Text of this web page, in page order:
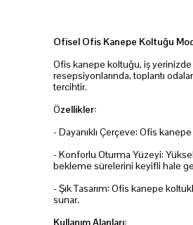
Ofisel Ofis Kanepe Koltuğu
Ofis kanepe koltuğu, iş yerinizde
resepsiyonlarında, toplantı
tercihtir.
Özellikler:
- Dayanıklı Çerçeve: Ofis
- Konforlu Oturma Yüzeyi:
bekleme sürelerini keyifli hale
- Şık Tasarım: Ofis kanepe
sunar.
Kullanım Alanları: